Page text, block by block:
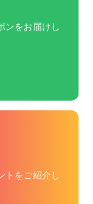
ンをお届けし
トをご紹介し